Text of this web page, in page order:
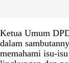
Ketua Umum
dalam
memahami isu-